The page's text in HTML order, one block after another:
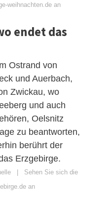
weihnachten.de an
endet das
Ostrand von
und Auerbach,
Zwickau, wo
und auch
Oelsnitz
zu beantworten,
berührt der
Erzgebirge.
| Sehen Sie sich die
an